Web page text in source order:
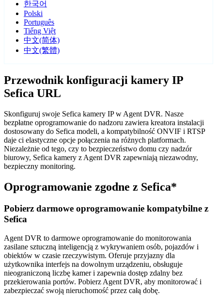
한국어
Polski
Português
Tiếng Việt
中文(简体)
中文(繁體)
Przewodnik konfiguracji kamery IP
Sefica URL
Skonfiguruj swoje Sefica kamery IP w Agent DVR. Nasze
bezpłatne oprogramowanie do nadzoru zawiera kreatora instalacji
dostosowany do Sefica modeli, a kompatybilność ONVIF i RTSP
daje ci elastyczne opcje połączenia na różnych platformach.
Niezależnie od tego, czy to bezpieczeństwo domu czy nadzór
biurowy, Sefica kamery z Agent DVR zapewniają niezawodny,
bezpieczny monitoring.
Oprogramowanie zgodne z Sefica*
Pobierz darmowe oprogramowanie kompatybilne z
Sefica
Agent DVR to darmowe oprogramowanie do monitorowania
zasilane sztuczną inteligencją z wykrywaniem osób, pojazdów i
obiektów w czasie rzeczywistym. Oferuje przyjazny dla
użytkownika interfejs na dowolnym urządzeniu, obsługuje
nieograniczoną liczbę kamer i zapewnia dostęp zdalny bez
przekierowania portów. Pobierz Agent DVR, aby monitorować i
zabezpieczać swoją nieruchomość przez całą dobę.